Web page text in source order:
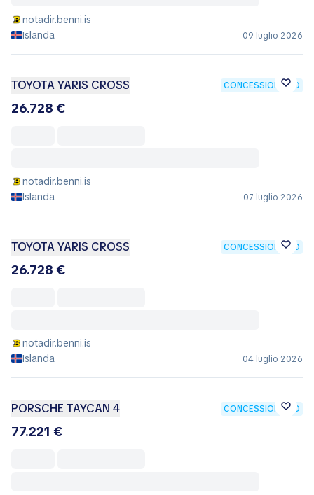
notadir.benni.is
Islanda
09 luglio 2026
TOYOTA YARIS CROSS CONCESSIONARIO
26.728 €
notadir.benni.is
Islanda
07 luglio 2026
TOYOTA YARIS CROSS CONCESSIONARIO
26.728 €
notadir.benni.is
Islanda
04 luglio 2026
PORSCHE TAYCAN 4 CONCESSIONARIO
77.221 €